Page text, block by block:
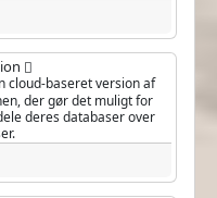
cloud-baseret version af
der gør det muligt for
deres databaser over